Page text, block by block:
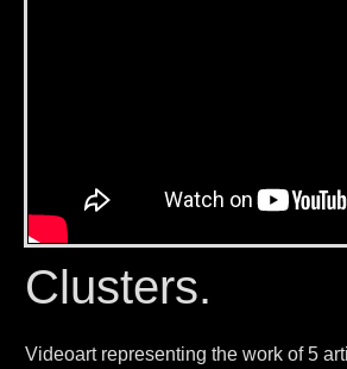
Clusters.
Videoart representing the work of 5